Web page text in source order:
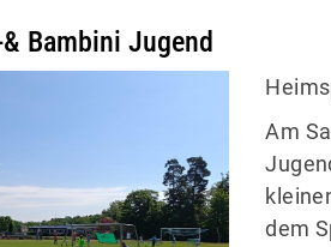
Bambini Jugend
Am
dem
zur Mitgliedschaft